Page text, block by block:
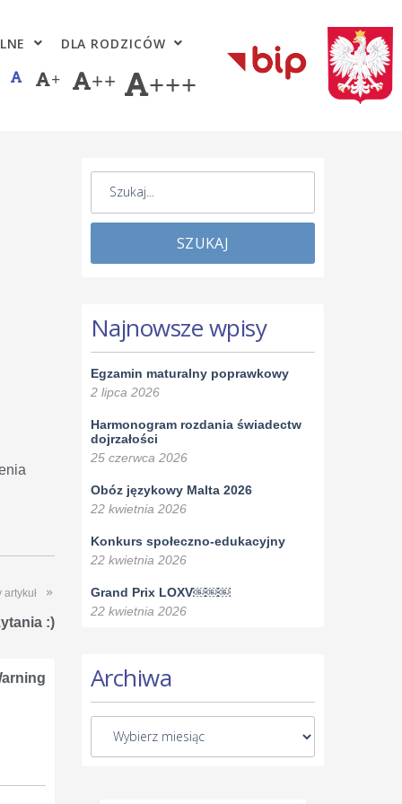
DLA RODZICÓW
+ ++ +++
artykuł
:)
SZUKAJ
Najnowsze wpisy
Egzamin maturalny poprawkowy
2 lipca 2026
Harmonogram rozdania świadectw
dojrzałości
25 czerwca 2026
Obóz językowy Malta 2026
22 kwietnia 2026
Konkurs społeczno-edukacyjny
22 kwietnia 2026
Grand Prix LOXV￼￼￼
22 kwietnia 2026
Archiwa